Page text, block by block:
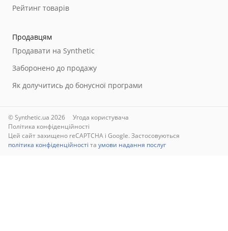
Рейтинг товарів
Продавцям
Продавати на Synthetic
Заборонено до продажу
Як долучитись до бонусної програми
© Synthetic.ua 2026
Угода користувача
Політика конфіденційності
Цей сайт захищено reCAPTCHA і Google. Застосовуються
політика конфіденційності та умови надання послуг